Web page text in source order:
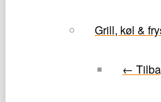
Grill, køl &
←